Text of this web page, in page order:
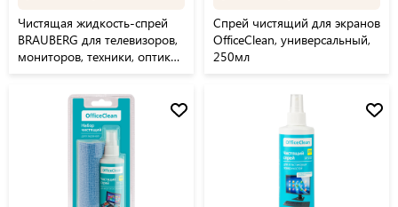
Чистящая жидкость-спрей
BRAUBERG для телевизоров,
мониторов, техники, оптики
мл, 513288
Спрей чистящий для экранов
OfficeClean, универсальный,
250мл